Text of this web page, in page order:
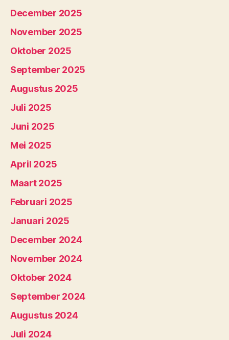
December 2025
November 2025
Oktober 2025
September 2025
Augustus 2025
Juli 2025
Juni 2025
Mei 2025
April 2025
Maart 2025
Februari 2025
Januari 2025
December 2024
November 2024
Oktober 2024
September 2024
Augustus 2024
Juli 2024